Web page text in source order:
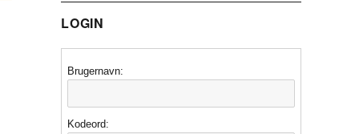
LOGIN
Brugernavn:
Kodeord: